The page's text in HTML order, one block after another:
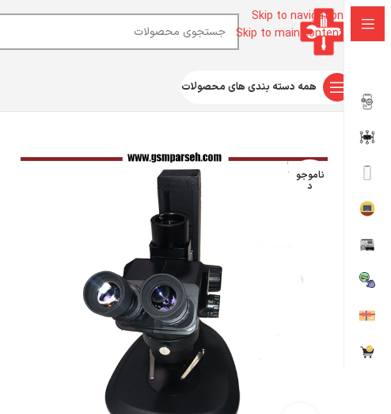
Skip to navigation
Skip to main content
همه دسته بندی های محصولات
خانه
ناموجو
د